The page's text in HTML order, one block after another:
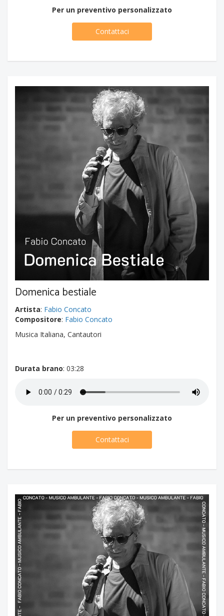
Per un preventivo personalizzato
Contattaci
Domenica bestiale
Artista: Fabio Concato
Compositore: Fabio Concato
Musica Italiana, Cantautori
Durata brano: 03:28
Per un preventivo personalizzato
Contattaci